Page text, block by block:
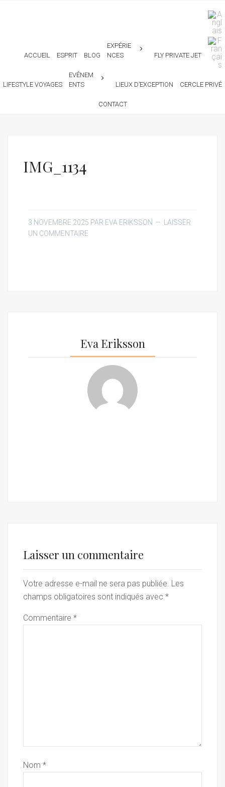
ACCUEIL ESPRIT BLOG
EXPÉRIE
NCES
FLY PRIVATE JET
LIFESTYLE VOYAGES
EVÉNEM
ENTS
LIEUX D’EXCEPTION CERCLE PRIVÉ
CONTACT
IMG_1134
3 NOVEMBRE 2025 PAR EVA ERIKSSON
LAISSER
UN COMMENTAIRE
Eva Eriksson
Laisser un commentaire
Votre adresse e-mail ne sera pas publiée. Les
champs obligatoires sont indiqués avec *
Commentaire *
Nom *